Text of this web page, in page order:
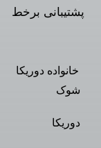
پشتیبانی برخط
خانواده دوریکا
شوک
دوریکا